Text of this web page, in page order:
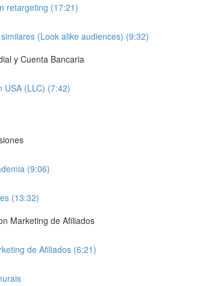
retargeting (17:21)
(Look alike audiences) (9:32)
y Cuenta Bancaria
USA (LLC) (7:42)
(9:06)
(13:32)
Marketing de Afiliados
de Afiliados (6:21)